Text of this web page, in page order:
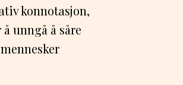
konnotasjon,
unngå å såre